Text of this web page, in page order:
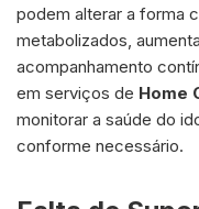
podem alterar a forma
metabolizados,
acompanhamento
em serviços de Home
monitorar a saúde do
conforme necessário.